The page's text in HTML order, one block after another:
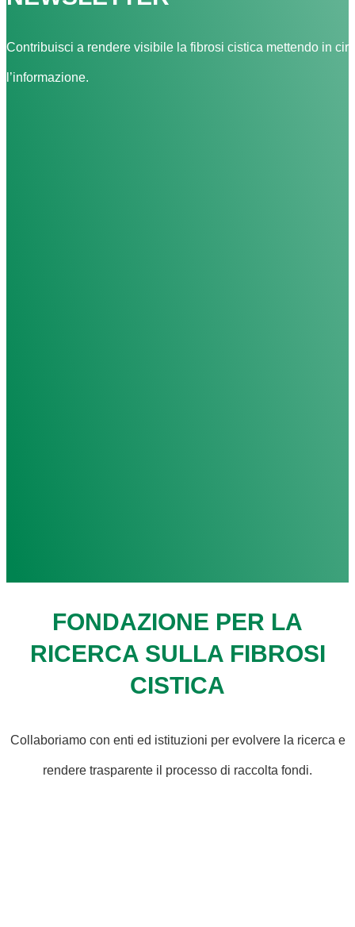
Contribuisci a rendere visibile la fibrosi cistica mettendo in
l’informazione.
FONDAZIONE PER LA
RICERCA SULLA FIBROSI
CISTICA
Collaboriamo con enti ed istituzioni per evolvere la ricerca e
rendere trasparente il processo di raccolta fondi.